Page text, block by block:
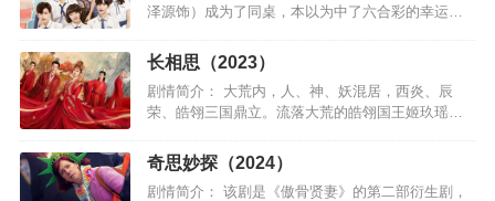
泽源饰）成为了同桌，本以为中了六合彩的幸运，
辰培养了一颗金刚钻的心，事事都能泰然处之。这
也让同桌陆一白十分不…
长相思（2023）
剧情简介： 大荒内，人、神、妖混居，西炎、辰
荣、皓翎三国鼎立。流落大荒的皓翎国王姬玖瑶
失去了容貌，在清水镇落脚，成为了“无处可去、无
人可依、无力自保”的玟…
奇思妙探（2024）
剧情简介： 该剧是《傲骨贤妻》的第二部衍生剧，